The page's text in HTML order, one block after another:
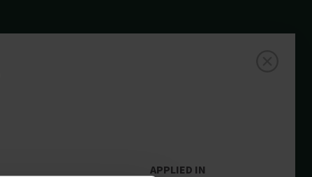
APPLIED IN